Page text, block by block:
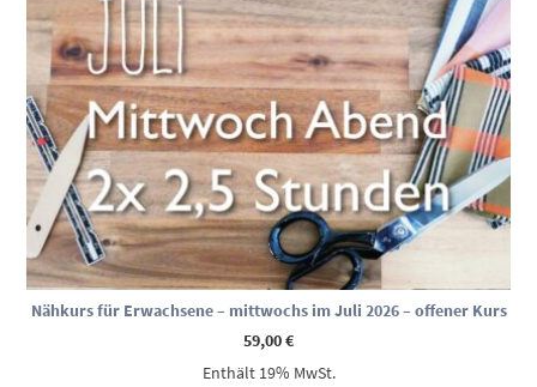
Nähkurs für Erwachsene – mittwochs im Juli 2026 – offener Kurs
59,00€
Enthält 19% MwSt.